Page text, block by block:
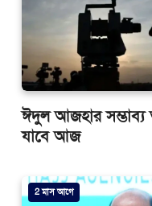
ঈদুল আজহার সম্ভাব্য
যাবে আজ
2 মাস আগে